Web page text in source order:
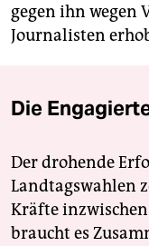
gegen ihn wegen
Journalisten
Die
Der drohende
Landtagswahlen
Kräfte
braucht es